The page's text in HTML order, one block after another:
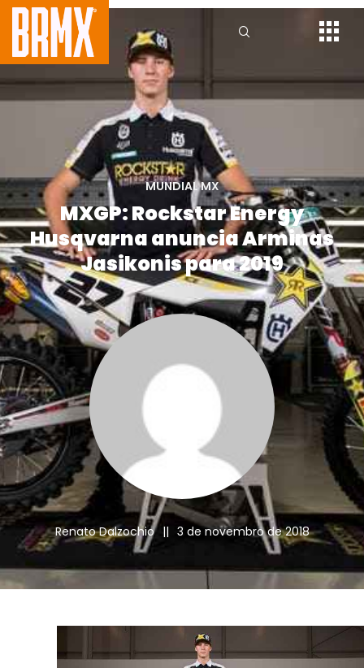
MUNDIAL MX
MXGP: Rockstar Energy
Husqvarna anuncia Arminas
Jasikonis para 2019
Renato Dalzochio || 3 de novembro de 2018